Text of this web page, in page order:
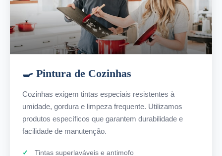
🍳 Pintura de Cozinhas
Cozinhas exigem tintas especiais resistentes à
umidade, gordura e limpeza frequente. Utilizamos
produtos específicos que garantem durabilidade e
facilidade de manutenção.
Tintas superlaváveis e antimofo